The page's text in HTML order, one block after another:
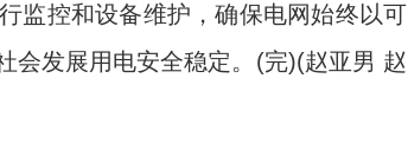
控和设备维护，确保电网始终以可
会发展用电安全稳定。(完)(赵亚男 赵